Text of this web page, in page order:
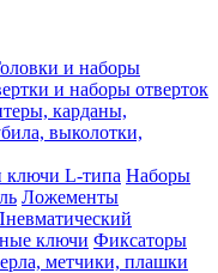
и наборы
и наборы отверток
карданы,
выколотки,
ключи L-типа Наборы
Ложементы
ключи Фиксаторы
метчики, плашки